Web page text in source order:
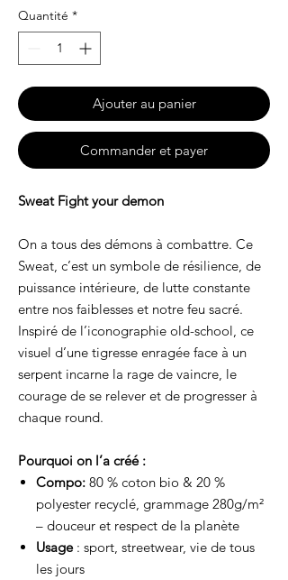
Quantité *
Ajouter au panier
Commander et payer
Sweat Fight your demon
On a tous des démons à combattre. Ce
Sweat, c’est un symbole de résilience, de
puissance intérieure, de lutte constante
entre nos faiblesses et notre feu sacré.
Inspiré de l’iconographie old-school, ce
visuel d’une tigresse enragée face à un
serpent incarne la rage de vaincre, le
courage de se relever et de progresser à
chaque round.
Pourquoi on l’a créé :
Compo: 80 % coton bio & 20 %
polyester recyclé, grammage 280g/m²
– douceur et respect de la planète
Usage: sport, streetwear, vie de tous
les jours